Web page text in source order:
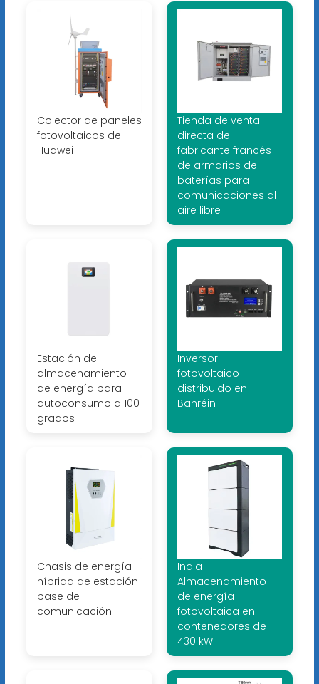
Colector de paneles
fotovoltaicos de
Huawei
Tienda de venta
directa del
fabricante francés
de armarios de
baterías para
comunicaciones al
aire libre
Estación de
almacenamiento
de energía para
autoconsumo a 100
grados
Inversor
fotovoltaico
distribuido en
Bahréin
Chasis de energía
híbrida de estación
base de
comunicación
India
Almacenamiento
de energía
fotovoltaica en
contenedores de
430 kW